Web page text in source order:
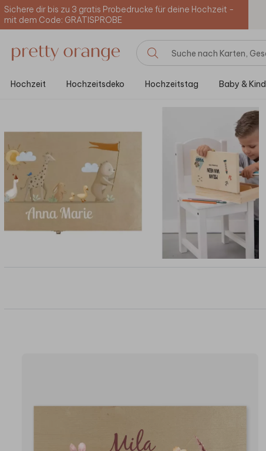
Sichere dir bis zu 3 gratis Probedrucke für deine Hochzeit -
mit dem Code: GRATISPROBE
Hochzeit Hochzeitsdeko Hochzeitstag Baby & Kind